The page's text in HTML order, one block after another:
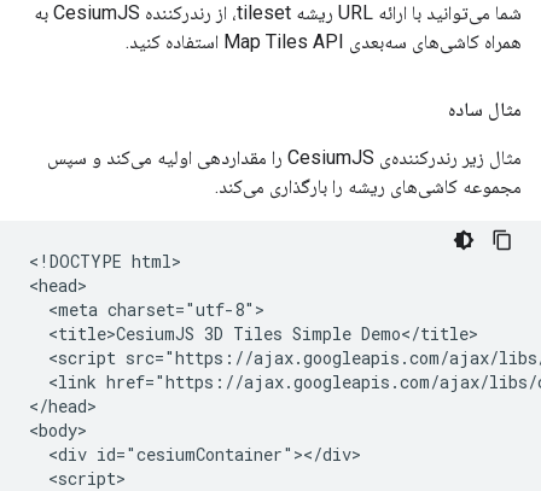
شما می‌توانید با ارائه URL ریشه tileset، از رندرکننده CesiumJS به
همراه کاشی‌های سه‌بعدی Map Tiles API استفاده کنید.
مثال ساده
مثال زیر رندرکننده‌ی CesiumJS را مقداردهی اولیه می‌کند و سپس
مجموعه کاشی‌های ریشه را بارگذاری می‌کند.
<!DOCTYPE html>
<head>
  <meta charset="utf-8">
  <title>CesiumJS 3D Tiles Simple Demo</title>
<script src="https://ajax.googleapis.com/ajax/
<link href="https://ajax.googleapis.com/ajax/
</head>
<body>
  <div id="cesiumContainer"></div>
  <script>